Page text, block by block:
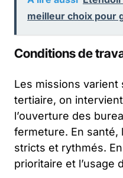
meilleur choix pour
Conditions de
Les missions varient
tertiaire, on
l’ouverture des
fermeture. En
stricts et rythmés.
prioritaire et l’usage